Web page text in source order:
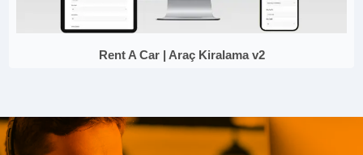
Rent A Car | Araç Kiralama v2